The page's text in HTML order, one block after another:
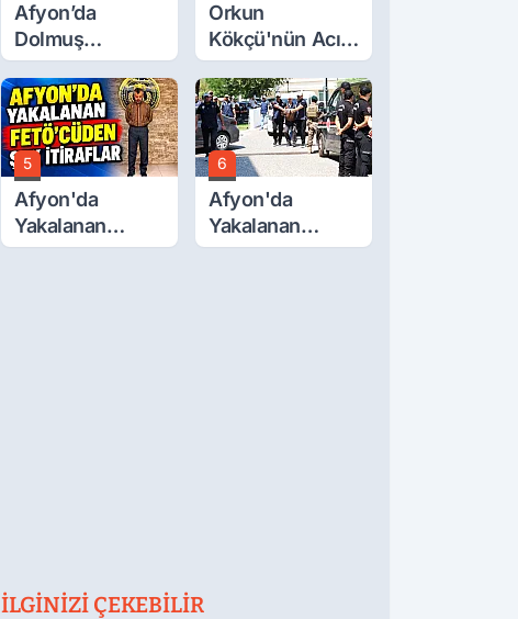
Afyon’da
Dolmuş
Ücretlerine
Yüzde 40 Zam
Talebi
Orkun
Kökçü'nün Acı
Günü... Cenaze
Namazı
Emirdağ'da
5
Afyon'da
Yakalanan
FETÖ'Cüden
6
Afyon'da
Yakalanan
FETÖ'cü
İLGINIZI ÇEKEBILIR